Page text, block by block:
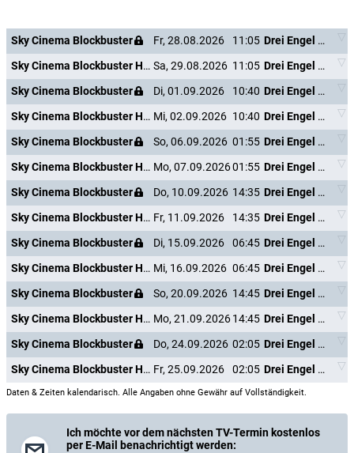
Sky Cinema Blockbuster Fr, 28.08.2026 11:05
Drei Engel für Charlie - Volle Power
Sky Cinema Blockbuster HD +24 Sa, 29.08.2026 11:05
Drei Engel für Charlie - Volle Power
Sky Cinema Blockbuster
Di, 01.09.2026 10:40
Drei Engel für Charlie - Volle Power
Sky Cinema Blockbuster HD +24 Mi, 02.09.2026 10:40
Drei Engel für Charlie - Volle Power
Sky Cinema Blockbuster
So, 06.09.2026 01:55
Drei Engel für Charlie - Volle Power
Sky Cinema Blockbuster HD +24 Mo, 07.09.202601:55
Drei Engel für Charlie - Volle Power
Sky Cinema Blockbuster
Do, 10.09.2026 14:35
Drei Engel für Charlie - Volle Power
Sky Cinema Blockbuster HD +24 Fr, 11.09.2026 14:35
Drei Engel für Charlie - Volle Power
Sky Cinema Blockbuster
Di, 15.09.2026 06:45
Drei Engel für Charlie - Volle Power
Sky Cinema Blockbuster HD +24 Mi, 16.09.2026 06:45
Drei Engel für Charlie - Volle Power
Sky Cinema Blockbuster
So, 20.09.2026 14:45
Drei Engel für Charlie - Volle Power
Sky Cinema Blockbuster HD +24 Mo, 21.09.202614:45
Drei Engel für Charlie - Volle Power
Sky Cinema Blockbuster
Do, 24.09.2026 02:05
Drei Engel für Charlie - Volle Power
Sky Cinema Blockbuster HD +24 Fr, 25.09.2026 02:05 Drei Engel für Charlie - Volle Power
Daten & Zeiten kalendarisch. Alle Angaben ohne Gewähr auf Vollständigkeit.
Ich möchte vor dem nächsten TV-Termin kostenlos
per E-Mail benachrichtigt werden: